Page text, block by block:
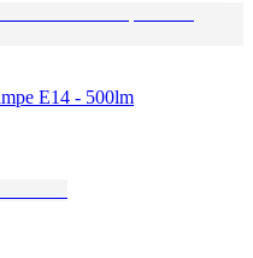
E14 - 500lm